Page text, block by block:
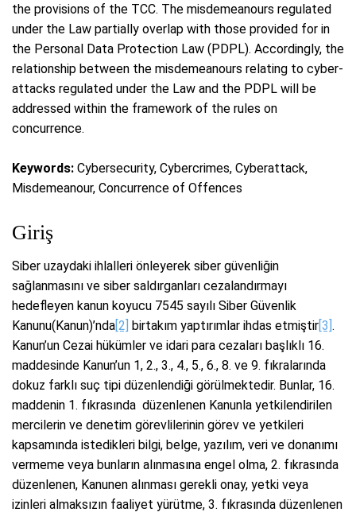
the provisions of the TCC. The misdemeanours regulated
under the Law partially overlap with those provided for in
the Personal Data Protection Law (PDPL). Accordingly, the
relationship between the misdemeanours relating to cyber-
attacks regulated under the Law and the PDPL will be
addressed within the framework of the rules on
concurrence.
Keywords: Cybersecurity, Cybercrimes, Cyberattack,
Misdemeanour, Concurrence of Offences
Giriş
Siber uzaydaki ihlalleri önleyerek siber güvenliğin
sağlanmasını ve siber saldırganları cezalandırmayı
hedefleyen kanun koyucu 7545 sayılı Siber Güvenlik
Kanunu(Kanun)’nda[2] birtakım yaptırımlar ihdas etmiştir[3] .
Kanun’un Cezai hükümler ve idari para cezaları başlıklı 16.
maddesinde Kanun’un 1, 2., 3., 4., 5., 6., 8. ve 9. fıkralarında
dokuz farklı suç tipi düzenlendiği görülmektedir. Bunlar, 16.
maddenin 1. fıkrasında düzenlenen Kanunla yetkilendirilen
mercilerin ve denetim görevlilerinin görev ve yetkileri
kapsamında istedikleri bilgi, belge, yazılım, veri ve donanımı
vermeme veya bunların alınmasına engel olma, 2. fıkrasında
düzenlenen, Kanunen alınması gerekli onay, yetki veya
izinleri almaksızın faaliyet yürütme, 3. fıkrasında düzenlenen